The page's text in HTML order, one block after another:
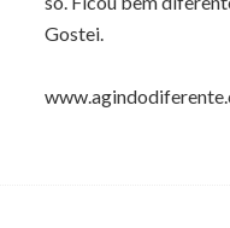
Gostei.